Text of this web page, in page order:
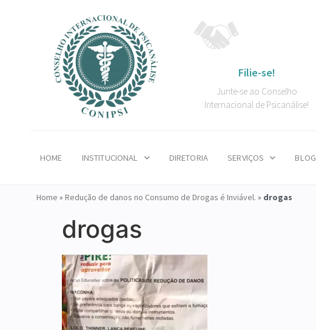
Filie-se!
Junte-se ao Conselho
Internacional de Psicanálise!
HOME INSTITUCIONAL DIRETORIA SERVIÇOS BLOG
Home » Redução de danos no Consumo de Drogas é Inviável. » drogas
drogas